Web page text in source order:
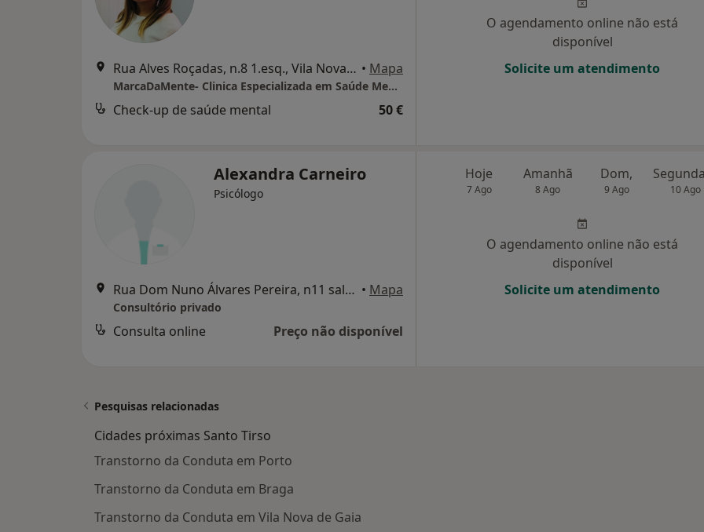
Rua Alves Roçadas, n.8 1.esq., Vila Nova de Famalicão • Mapa
MarcaDaMente- Clinica Especializada em Saúde Mental
Check-up de saúde mental 50 €
O agendamento online não está
disponível
Solicite um atendimento
Alexandra Carneiro
Psicólogo
Rua Dom Nuno Álvares Pereira, n11 sala 6, Santo Tirso • Mapa
Consultório privado
Consulta online Preço não disponível
Hoje
7 Ago
Amanhã
8 Ago
Dom,
9 Ago 10 Ago
O agendamento online não está
disponível
Solicite um atendimento
Pesquisas relacionadas
Cidades próximas Santo Tirso
Transtorno da Conduta em Porto
Transtorno da Conduta em Braga
Transtorno da Conduta em Vila Nova de Gaia